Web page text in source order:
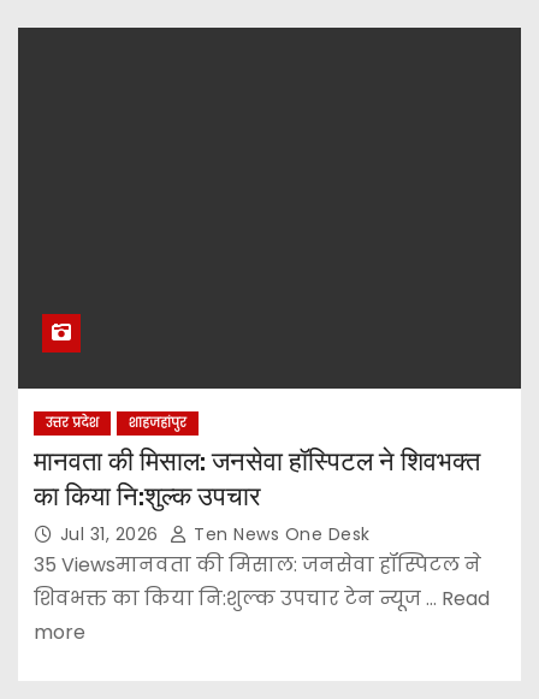
उत्तर प्रदेश शाहजहांपुर
मानवता की मिसाल: जनसेवा हॉस्पिटल ने शिवभक्त
का किया नि:शुल्क उपचार
Jul 31, 2026 Ten News One Desk
35 Viewsमानवता की मिसाल: जनसेवा हॉस्पिटल ने
शिवभक्त का किया नि:शुल्क उपचार टेन न्यूज ... Read
more